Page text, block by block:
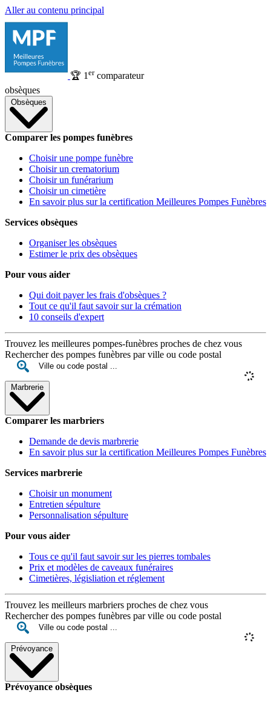
Aller au contenu principal
🏆 1 ercomparateur
obsèques
Obsèques
Comparer les pompes funèbres
Choisir une pompe funèbre
Choisir un crematorium
Choisir un funérarium
Choisir un cimetière
En savoir plus sur la certification Meilleures Pompes Funèbres
Services obsèques
Organiser les obsèques
Estimer le prix des obsèques
Pour vous aider
Qui doit payer les frais d'obsèques ?
Tout ce qu'il faut savoir sur la crémation
10 conseils d'expert
Trouvez les meilleures pompes-funèbres proches de chez vous
Rechercher des pompes funèbres par ville ou code postal
Marbrerie
Comparer les marbriers
Demande de devis marbrerie
En savoir plus sur la certification Meilleures Pompes Funèbres
Services marbrerie
Choisir un monument
Entretien sépulture
Personnalisation sépulture
Pour vous aider
Tous ce qu'il faut savoir sur les pierres tombales
Prix et modèles de caveaux funéraires
Cimetières, législiation et réglement
Trouvez les meilleurs marbriers proches de chez vous
Rechercher des pompes funèbres par ville ou code postal
Prévoyance
Prévoyance obsèques